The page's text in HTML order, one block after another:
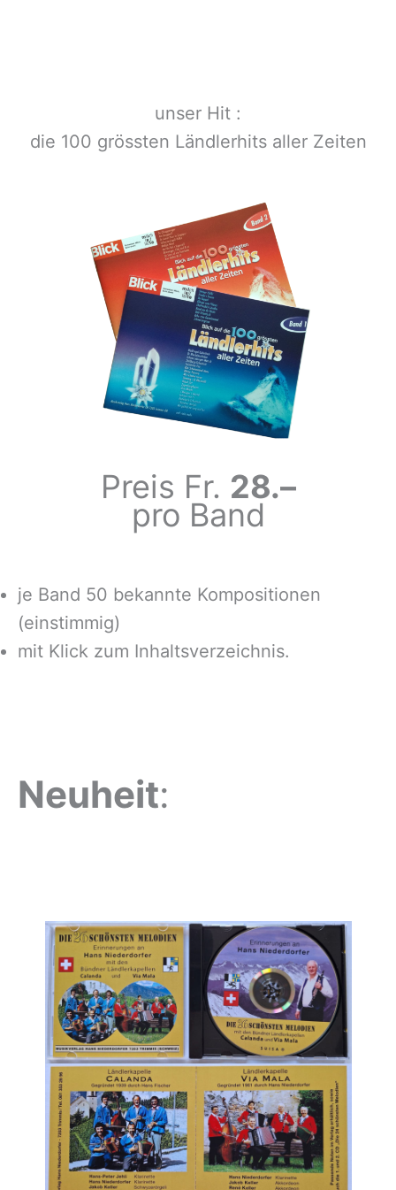
unser Hit :
die 100 grössten Ländlerhits aller Zeiten
Preis Fr. 28.–
pro Band
je Band 50 bekannte Kompositionen
(einstimmig)
mit Klick zum Inhaltsverzeichnis.
Neuheit: